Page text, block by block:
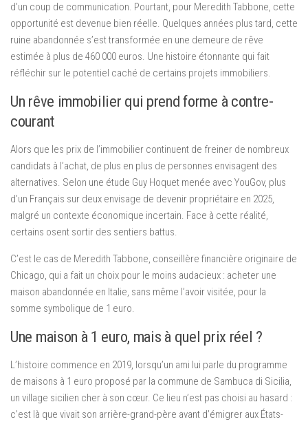
d’un coup de communication. Pourtant, pour Meredith Tabbone, cette
opportunité est devenue bien réelle. Quelques années plus tard, cette
ruine abandonnée s’est transformée en une demeure de rêve
estimée à plus de 460 000 euros. Une histoire étonnante qui fait
réfléchir sur le potentiel caché de certains projets immobiliers.
Un rêve immobilier qui prend forme à contre-
courant
Alors que les prix de l’immobilier continuent de freiner de nombreux
candidats à l’achat, de plus en plus de personnes envisagent des
alternatives. Selon une étude Guy Hoquet menée avec YouGov, plus
d’un Français sur deux envisage de devenir propriétaire en 2025,
malgré un contexte économique incertain. Face à cette réalité,
certains osent sortir des sentiers battus.
C’est le cas de Meredith Tabbone, conseillère financière originaire de
Chicago, qui a fait un choix pour le moins audacieux : acheter une
maison abandonnée en Italie, sans même l’avoir visitée, pour la
somme symbolique de 1 euro.
Une maison à 1 euro, mais à quel prix réel ?
L’histoire commence en 2019, lorsqu’un ami lui parle du programme
de maisons à 1 euro proposé par la commune de Sambuca di Sicilia,
un village sicilien cher à son cœur. Ce lieu n’est pas choisi au hasard :
c’est là que vivait son arrière-grand-père avant d’émigrer aux États-